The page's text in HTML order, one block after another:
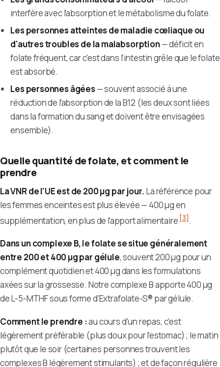
interfère avec l'absorption et le métabolisme du folate.
Les personnes atteintes de maladie cœliaque ou
d'autres troubles de la malabsorption— déficit en
folate fréquent, car c'est dans l'intestin grêle que le folate
est absorbé.
Les personnes âgées— souvent associé à une
réduction de l'absorption de la B12 (les deux sont liées
dans la formation du sang et doivent être envisagées
ensemble).
Quelle quantité de folate, et comment le
prendre
La VNR de l'UE est de 200 µg par jour. La référence pour
les femmes enceintes est plus élevée — 400 µg en
supplémentation, en plus de l'apport alimentaire[3].
Dans un complexe B, le folate se situe généralement
entre 200 et 400 µg par gélule, souvent 200 µg pour un
complément quotidien et 400 µg dans les formulations
axées sur la grossesse. Notre complexe B apporte 400 µg
de L-5-MTHF sous forme d'Extrafolate-S® par gélule.
Comment le prendre :au cours d'un repas, c'est
légèrement préférable (plus doux pour l'estomac) ; le matin
plutôt que le soir (certaines personnes trouvent les
complexes B légèrement stimulants) ; et de façon régulière